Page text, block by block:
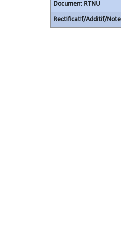
Document RTNU
Rectificatif/Additif/Note